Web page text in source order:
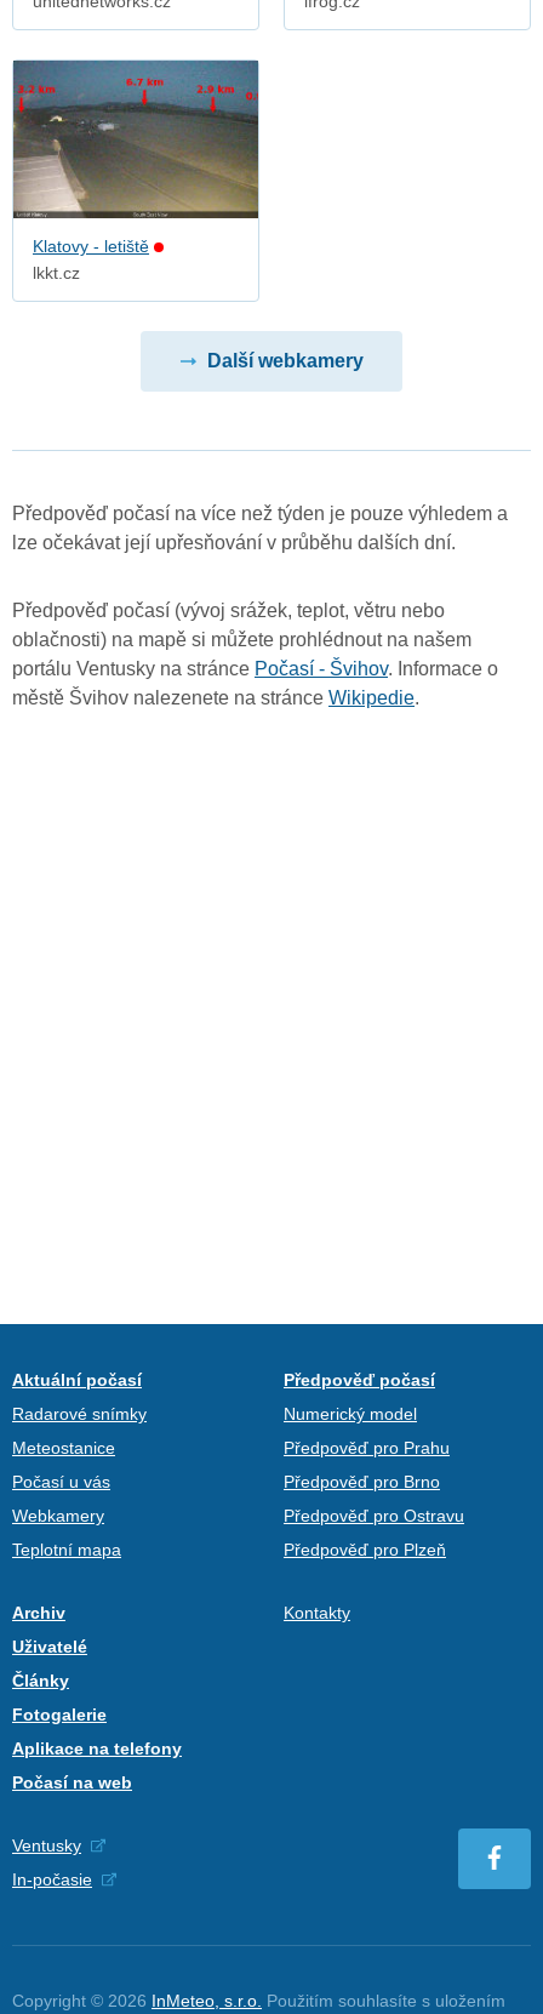
Klatovy - letiště
lkkt.cz
Další webkamery
Předpověď počasí na více než týden je pouze výhledem a
lze očekávat její upřesňování v průběhu dalších dní.
Předpověď počasí (vývoj srážek, teplot, větru nebo
oblačnosti) na mapě si můžete prohlédnout na našem
portálu Ventusky na stránce Počasí - Švihov. Informace o
městě Švihov nalezenete na stránce Wikipedie.
Aktuální počasí
Radarové snímky
Meteostanice
Počasí u vás
Webkamery
Teplotní mapa
Předpověď počasí
Numerický model
Předpověď pro Prahu
Předpověď pro Brno
Předpověď pro Ostravu
Předpověď pro Plzeň
Archiv
Uživatelé
Články
Fotogalerie
Aplikace na telefony
Počasí na web
Kontakty
Ventusky
In-počasie
Copyright © 2026 InMeteo, s.r.o. Použitím souhlasíte s uložením